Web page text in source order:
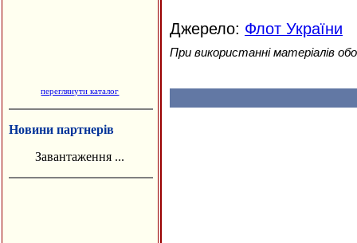
переглянути каталог
Новини партнерів
Завантаження ...
Джерело: Флот України
При використанні матеріалів